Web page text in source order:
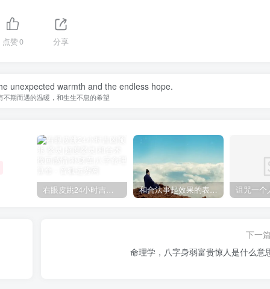
点赞0 分享
unexpected warmth and the endless hope.
不期而遇的温暖，和生生不息的希望
下一
命理学，八字身弱富贵惊人是什么意